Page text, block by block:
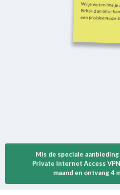
Wil je weten hoe je
Bekijk dan onze
een probleemloze
Mis de speciale
Private Internet Access
maand en ontvang 4